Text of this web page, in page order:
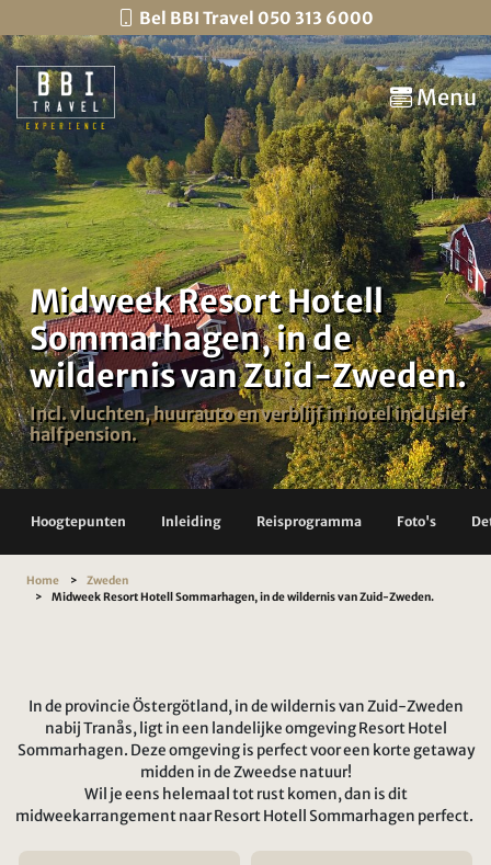
Bel BBI Travel 050 313 6000
Menu
Midweek Resort Hotell
Sommarhagen, in de
wildernis van Zuid-Zweden.
Incl. vluchten, huurauto en verblijf in hotel inclusief
halfpension.
Hoogtepunten Inleiding Reisprogramma Foto's
Home
Zweden
Midweek Resort Hotell Sommarhagen, in de wildernis van Zuid-Zweden.
In de provincie Östergötland, in de wildernis van Zuid-Zweden
nabij Tranås, ligt in een landelijke omgeving Resort Hotel
Sommarhagen. Deze omgeving is perfect voor een korte getaway
midden in de Zweedse natuur!
Wil je eens helemaal tot rust komen, dan is dit
midweekarrangement naar Resort Hotell Sommarhagen perfect.